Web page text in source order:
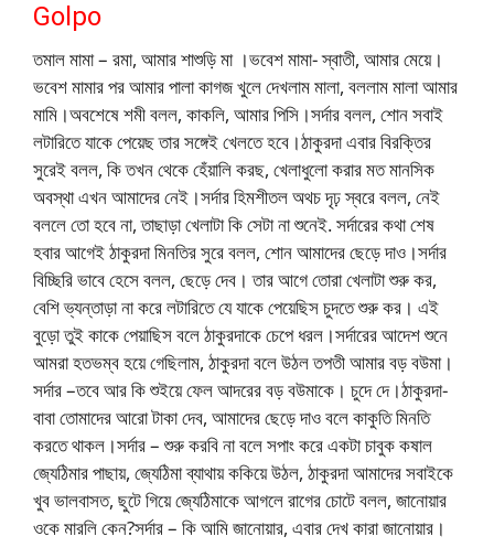
Golpo
তমাল মামা – রমা, আমার শাশুড়ি মা ।ভবেশ মামা- স্বাতী, আমার মেয়ে।
ভবেশ মামার পর আমার পালা কাগজ খুলে দেখলাম মালা, বললাম মালা আমার
মামি।অবশেষে শমী বলল, কাকলি, আমার পিসি।সর্দার বলল, শোন সবাই
লটারিতে যাকে পেয়েছ তার সঙ্গেই খেলতে হবে।ঠাকুরদা এবার বিরক্তির
সুরেই বলল, কি তখন থেকে হেঁয়ালি করছ, খেলাধুলো করার মত মানসিক
অবস্থা এখন আমাদের নেই।সর্দার হিমশীতল অথচ দৃঢ় স্বরে বলল, নেই
বললে তো হবে না, তাছাড়া খেলাটা কি সেটা না শুনেই. সর্দারের কথা শেষ
হবার আগেই ঠাকুরদা মিনতির সুরে বলল, শোন আমাদের ছেড়ে দাও।সর্দার
বিচ্ছিরি ভাবে হেসে বলল, ছেড়ে দেব। তার আগে তোরা খেলাটা শুরু কর,
বেশি ভ্যন্তাড়া না করে লটারিতে যে যাকে পেয়েছিস চুদতে শুরু কর। এই
বুড়ো তুই কাকে পেয়াছিস বলে ঠাকুরদাকে চেপে ধরল।সর্দারের আদেশ শুনে
আমরা হতভম্ব হয়ে গেছিলাম, ঠাকুরদা বলে উঠল তপতী আমার বড় বউমা।
সর্দার –তবে আর কি শুইয়ে ফেল আদরের বড় বউমাকে। চুদে দে।ঠাকুরদা-
বাবা তোমাদের আরো টাকা দেব, আমাদের ছেড়ে দাও বলে কাকুতি মিনতি
করতে থাকল।সর্দার – শুরু করবি না বলে সপাং করে একটা চাবুক কষাল
জ্যেঠিমার পাছায়, জ্যেঠিমা ব্যাথায় ককিয়ে উঠল, ঠাকুরদা আমাদের সবাইকে
খুব ভালবাসত, ছুটে গিয়ে জ্যেঠিমাকে আগলে রাগের চোটে বলল, জানোয়ার
ওকে মারলি কেন?সর্দার – কি আমি জানোয়ার, এবার দেখ কারা জানোয়ার।